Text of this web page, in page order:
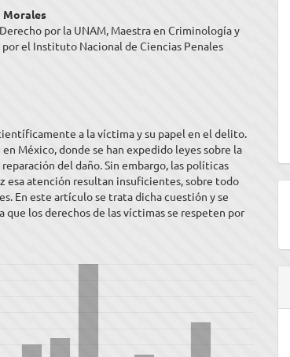
Morales
por la UNAM, Maestra en Criminología y
el Instituto Nacional de Ciencias Penales
a la víctima y su papel en el delito.
México, donde se han expedido leyes sobre la
del daño. Sin embargo, las políticas
esa atención resultan insuficientes, sobre todo
En este artículo se trata dicha cuestión y se
que los derechos de las víctimas se respeten por